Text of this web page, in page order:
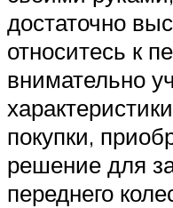
достаточно
относитесь к
внимательно
покупки,
решение для
переднего